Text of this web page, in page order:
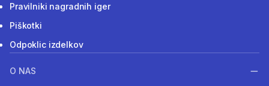
Pravilniki nagradnih iger
Piškotki
Odpoklic izdelkov
O NAS